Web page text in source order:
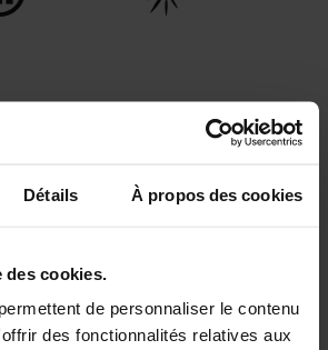
Détails À propos des cookies
cookies.
de personnaliser le contenu
des fonctionnalités relatives aux